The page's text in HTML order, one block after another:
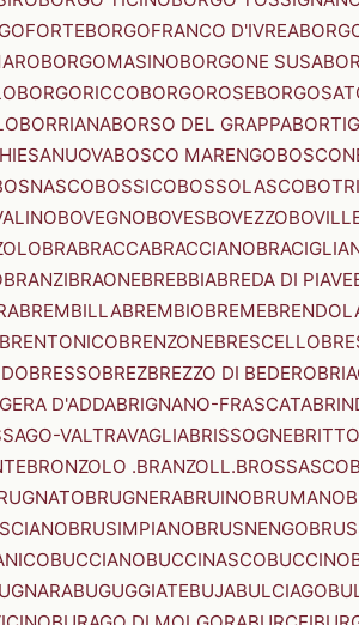
BORGOFRANCO D'IVREA
BORGOMASINOBORGONE SUSA
BORGORICCOBORGOROSE
BORRIANABORSO DEL GRAPPA
BOSCO MARENGO
BOSSICOBOSSOLASCO
BOVEGNOBOVESBOVEZZO
BRABRACCABRACCIANO
BRANZIBRAONEBREBBIABREDA DI PIAVE
BREMBILLABREMBIOBREME
BRENTONICOBRENZONEBRESCELLO
BRESSOBREZBREZZO DI BEDERO
D'ADDABRIGNANO-FRASCATA
VALTRAVAGLIABRISSOGNE
BRONZOLO .BRANZOLL.BROSSASCO
BRUGNERABRUINOBRUMANO
BRUSIMPIANOBRUSNENGO
BUCCIANOBUCCINASCOBUCCINO
BUGUGGIATEBUJABULCIAGO